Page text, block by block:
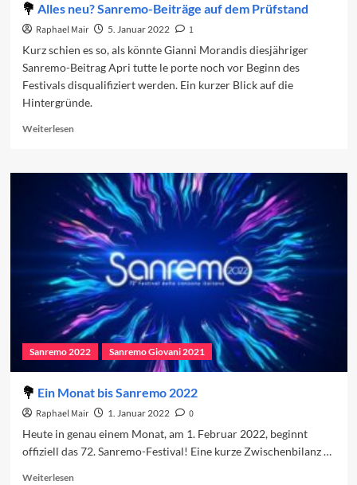
Alles neu? Sanremo-Beiträge auf dem Prüfstand
Raphael Mair 5. Januar 2022
1
Kurz schien es so, als könnte Gianni Morandis diesjähriger
Sanremo-Beitrag Apri tutte le porte noch vor Beginn des
Festivals disqualifiziert werden. Ein kurzer Blick auf die
Hintergründe.
WeiterlesenRead
Alles
neu?
Sanremo-
Beiträge
auf
dem
Prüfstand
Sanremo 2022 Sanremo Giovani 2021
Ein Monat bis Sanremo 2022
Raphael Mair 1. Januar 2022
0
Heute in genau einem Monat, am 1. Februar 2022, beginnt
offiziell das 72. Sanremo-Festival! Eine kurze Zwischenbilanz …
WeiterlesenRead